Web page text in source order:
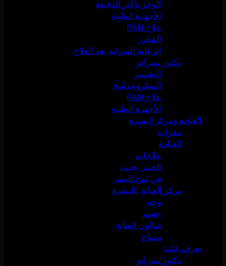
الوخز بالإبر الدقيقة
الأجهزة الطبية
علاج PAN
الفيلرز
الرعاية المنزلية بعد العلاج
دكتور سيرانو
التقشير
الميكرونيدلينج
علاج PAN
الأجهزة الطبية
العيادة ومركز البشرة
مقرات
العيادة
علاجات
الخبير يجيب
في لمح البصر
مركز العناية بالبشرة
وجه
جسم
صالون العناية
مساج
تعرف علينا
دكتور سيرانو